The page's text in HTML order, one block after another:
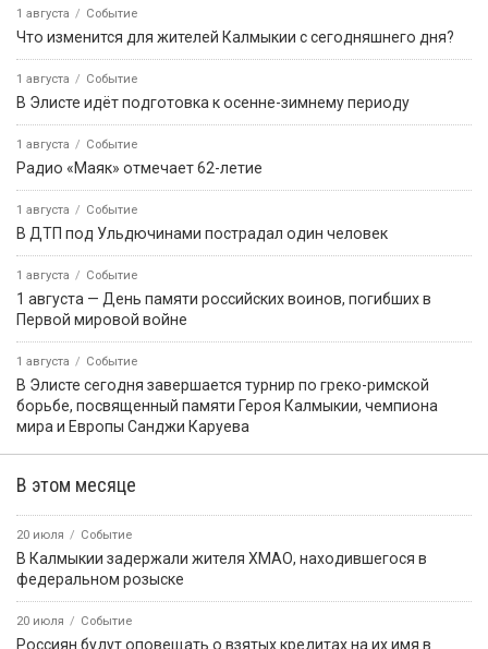
1 августа Событие
Что изменится для жителей Калмыкии с сегодняшнего дня?
1 августа Событие
В Элисте идёт подготовка к осенне-зимнему периоду
1 августа Событие
Радио «Маяк» отмечает 62-летие
1 августа Событие
В ДТП под Ульдючинами пострадал один человек
1 августа Событие
1 августа — День памяти российских воинов, погибших в
Первой мировой войне
1 августа Событие
В Элисте сегодня завершается турнир по греко-римской
борьбе, посвященный памяти Героя Калмыкии, чемпиона
мира и Европы Санджи Каруева
В этом месяце
20 июля Событие
В Калмыкии задержали жителя ХМАО, находившегося в
федеральном розыске
20 июля Событие
Россиян будут оповещать о взятых кредитах на их имя в